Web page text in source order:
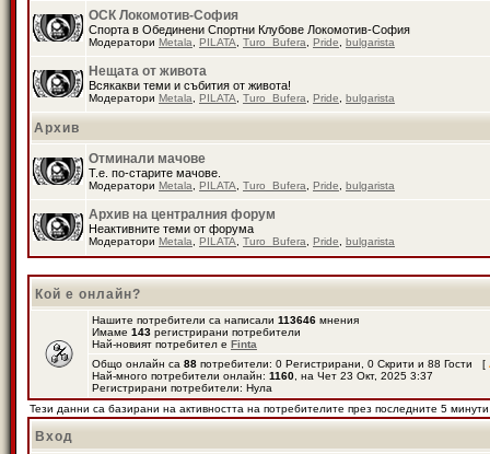
ОСК Локомотив-София
Спорта в Обединени Спортни Клубове Локомотив-София
Модератори Metala PILATA Turo_Bufera Pride bulgarista
Нещата от живота
Всякакви теми и събития от живота!
Модератори Metala PILATA Turo_Bufera Pride bulgarista
Архив
Отминали мачове
Т.е. по-старите мачове.
Модератори Metala PILATA Turo_Bufera Pride bulgarista
Архив на централния форум
Неактивните теми от форума
Модератори Metala PILATA Turo_Bufera Pride bulgarista
Кой е онлайн?
Нашите потребители са написали 113646 мнения
Имаме 143 регистрирани потребители
Най-новият потребител е Finta
Общо онлайн са 88 потребители: 0 Регистрирани, 0 Скрити и 88 Гости [
Най-много потребители онлайн: 1160 , на Чет 23 Окт, 2025 3:37
Регистрирани потребители: Нула
Тези данни са базирани на активността на потребителите през последните 5 минути
Вход